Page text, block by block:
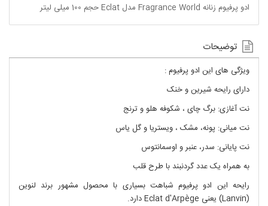
ادو پرفیوم زنانه Fragrance World مدل Eclat حجم 100 میلی لیتر
توضیحات
ویژگی های این ادو پرفیوم :
دارای رایحه شیرین و خنک
نت آغازی: برگ چای ، شکوفه هلو و ترنج
نت میانی: پونه، مشک ، ویستریا و گل یاس
نت پایانی: سدر، عنبر و اوسمانتوس
به همراه یک عدد گردنبند با طرح قلب
رایحه این ادو پرفیوم شباهت بسیاری با محصول مشهور برند لنوین
(Lanvin) یعنی Eclat d'Arpège دارد.